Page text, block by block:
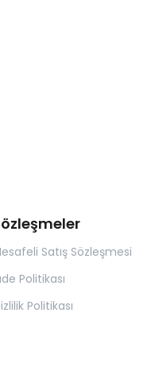
Satış Sözleşmesi
Politikası
Politikası